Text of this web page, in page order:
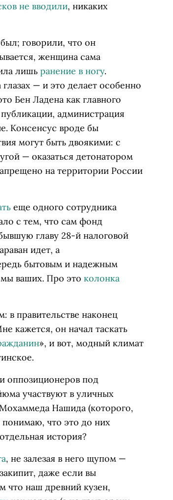
не вводили, никаких
говорили, что он
женщина сама
лишь ранение в ногу.
— и это делает особенно
Бен Ладена как главного
публикации, администрация
Консенсус вроде бы
могут быть двоякими: с
— оказаться детонатором
на территории России
еще одного сотрудника
с тем, что сам фонд
главу 28-й налоговой
идет, а
бытовым и надежным
ваших. Про это колонка
в правительстве наконец
кажется, он начал таскать
», и вот, модный климат
оппозиционеров под
участвуют в уличных
Нашида (которого,
понимаю, что это до них
история?
, не залезая в него щупом —
даже если вы
что наш древний кузен,